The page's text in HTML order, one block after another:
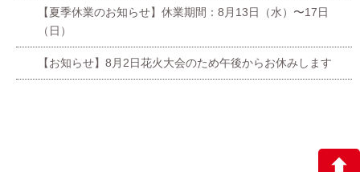
【夏季休業のお知らせ】休業期間：8月13日（水）〜17日
（日）
【お知らせ】8月2日花火大会のため午後からお休みします